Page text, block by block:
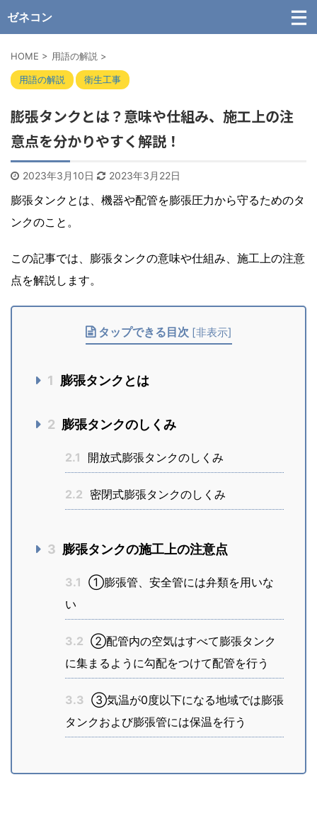
ゼネコン
HOME > 用語の解説 >
用語の解説 衛生工事
膨張タンクとは？意味や仕組み、施工上の注
意点を分かりやすく解説！
2023年3月10日 2023年3月22日
膨張タンクとは、機器や配管を膨張圧力から守るためのタ
ンクのこと。
この記事では、膨張タンクの意味や仕組み、施工上の注意
点を解説します。
タップできる目次 [非表示]
1 膨張タンクとは
2 膨張タンクのしくみ
2.1 開放式膨張タンクのしくみ
2.2 密閉式膨張タンクのしくみ
3 膨張タンクの施工上の注意点
3.1 ①膨張管、安全管には弁類を用いな
い
3.2 ②配管内の空気はすべて膨張タンク
に集まるように勾配をつけて配管を行う
3.3 ③気温が0度以下になる地域では膨張
タンクおよび膨張管には保温を行う